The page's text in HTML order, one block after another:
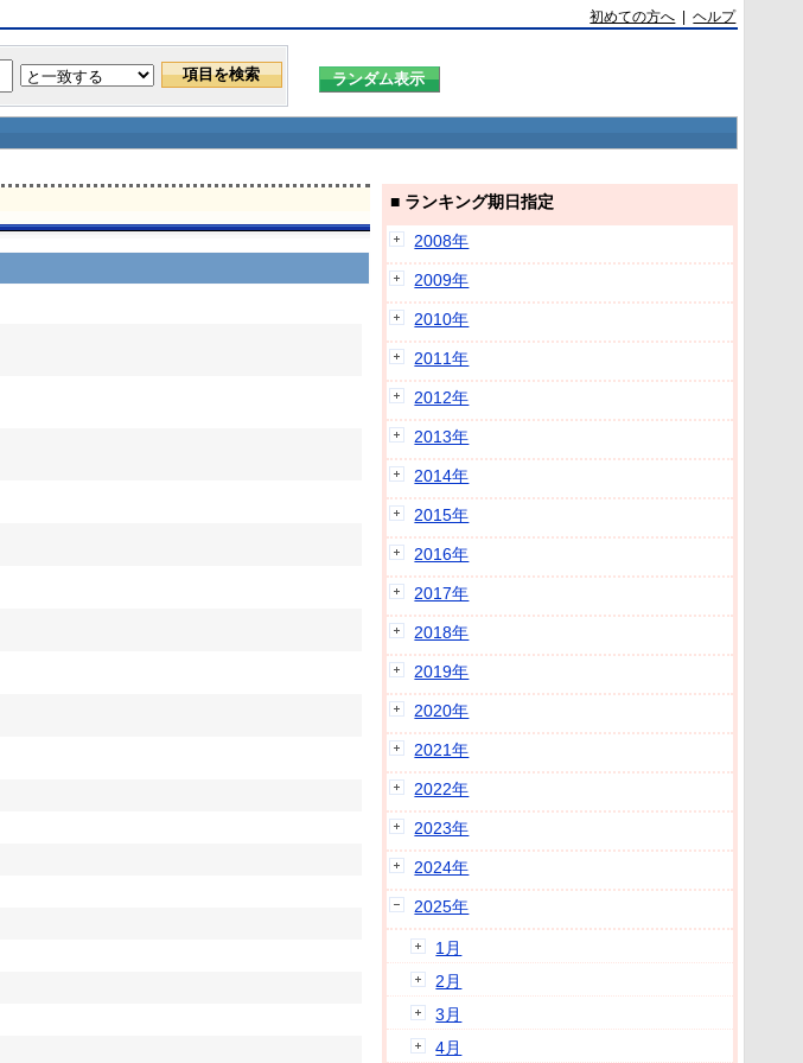
初めての方へ |ヘルプ
■ ランキング期日指定
2008年
2009年
2010年
2011年
2012年
2013年
2014年
2015年
2016年
2017年
2018年
2019年
2020年
2021年
2022年
2023年
2024年
2025年
1月
2月
3月
4月